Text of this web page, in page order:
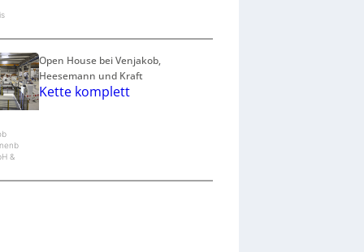
&
Open House bei Venjakob,
Heesemann und Kraft
Kette komplett